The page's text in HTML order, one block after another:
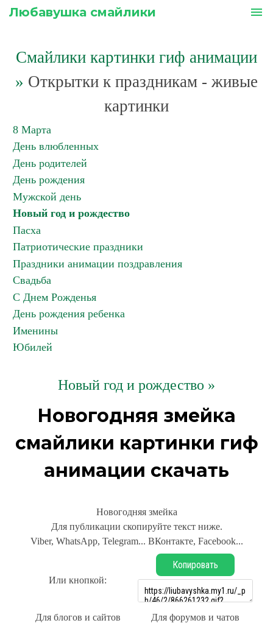
Любавушка смайлики menu
Смайлики картинки гиф анимации
» Открытки к праздникам - живые
картинки
8 Марта
День влюбленных
День родителей
День рождения
Мужской день
Новый год и рождество
Пасха
Патриотические праздники
Праздники анимации поздравления
Свадьба
С Днем Рожденья
День рождения ребенка
Именины
Юбилей
Новый год и рождество »
Новогодняя змейка
смайлики картинки гиф
анимации скачать
Новогодняя змейка
Для публикации скопируйте текст ниже.
Viber, WhatsApp, Telegram... ВКонтакте, Facebook...
Или кнопкой:
Копировать
Для блогов и сайтов Для форумов и чатов